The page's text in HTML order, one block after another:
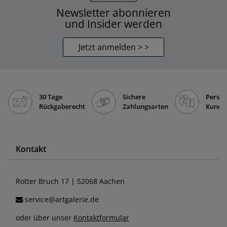
Newsletter abonnieren
und Insider werden
Jetzt anmelden > >
30 Tage
Rückgaberecht
Sichere
Zahlungsarten
Kontakt
Rotter Bruch 17 | 52068 Aachen
service@artgalerie.de
oder über unser Kontaktformular